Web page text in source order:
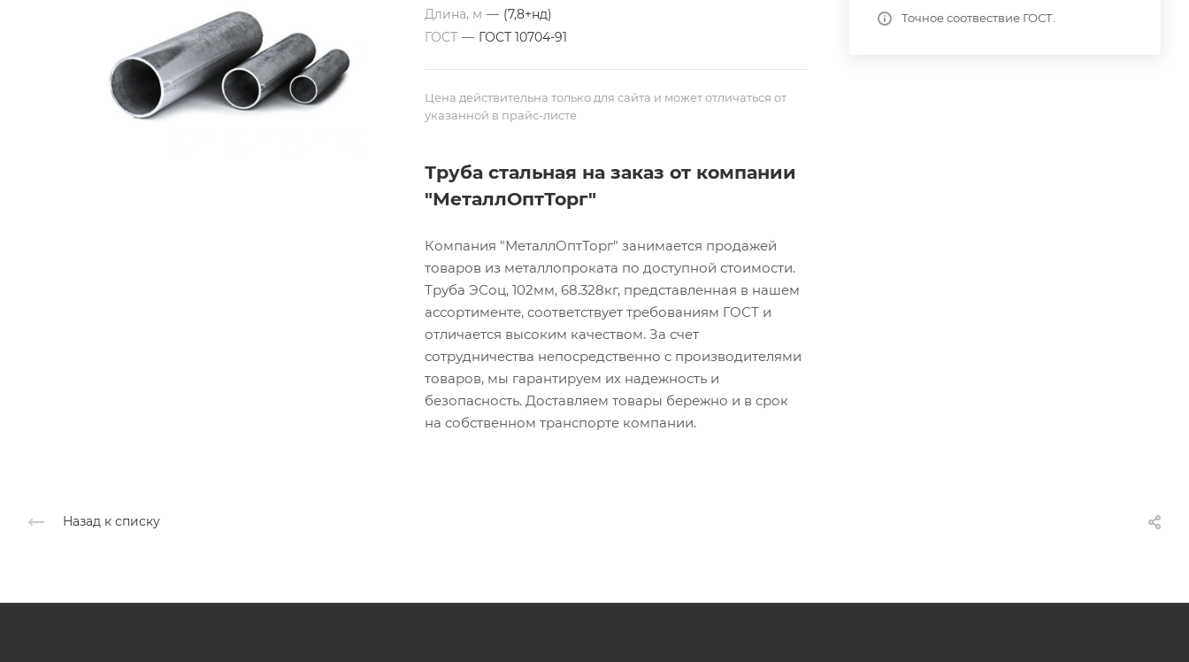
Точное соотвествие ГОСТ.
Длина, м — (7,8+нд)
ГОСТ — ГОСТ 10704-91
Цена действительна только для сайта и может отличаться от
указанной в прайс-листе
Труба стальная на заказ от компании
"МеталлОптТорг"
Компания "МеталлОптТорг" занимается продажей
товаров из металлопроката по доступной стоимости.
Труба ЭСоц, 102мм, 68.328кг, представленная в нашем
ассортименте, соответствует требованиям ГОСТ и
отличается высоким качеством. За счет
сотрудничества непосредственно с производителями
товаров, мы гарантируем их надежность и
безопасность. Доставляем товары бережно и в срок
на собственном транспорте компании.
Назад к списку